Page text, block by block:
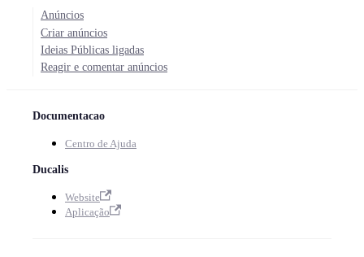
Anúncios
Criar anúncios
Ideias Públicas ligadas
Reagir e comentar anúncios
Documentacao
Centro de Ajuda
Ducalis
Website
Aplicação